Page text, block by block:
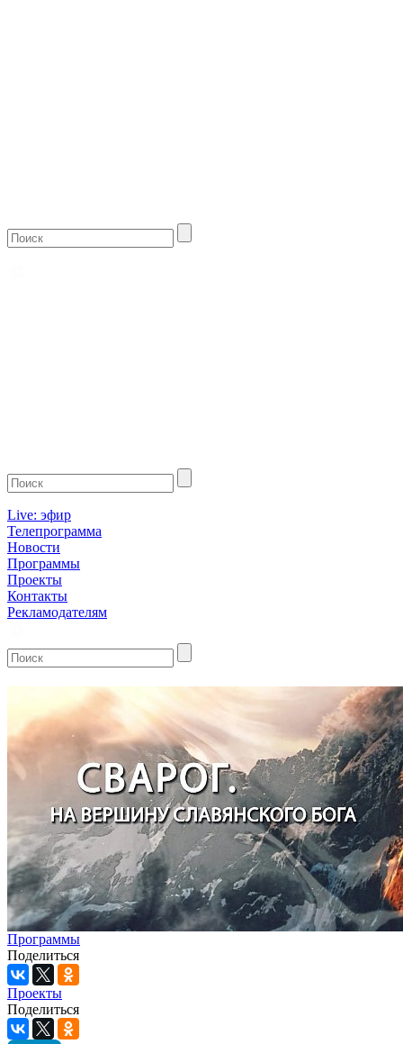
Live: эфир
Телепрограмма
Новости
Программы
Проекты
Контакты
Рекламодателям
Программы
Поделиться
Проекты
Поделиться